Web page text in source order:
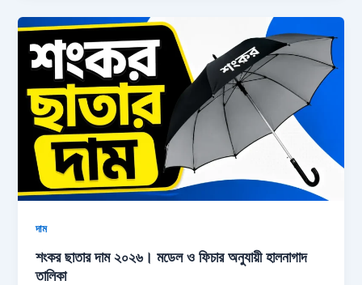
দাম
শংকর ছাতার দাম ২০২৬। মডেল ও ফিচার অনুযায়ী হালনাগাদ
তালিকা